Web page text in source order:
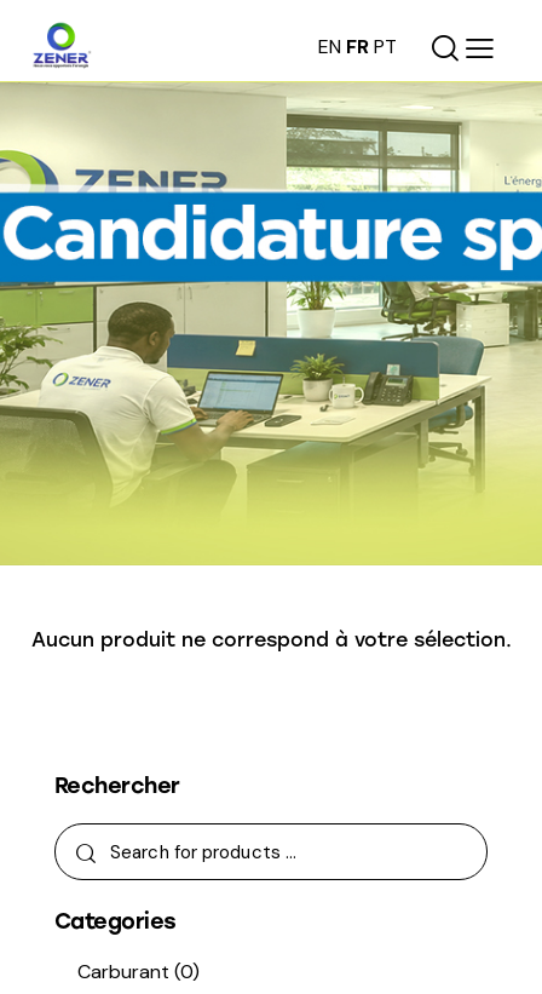
EN FR PT
Aucun produit ne correspond à votre sélection.
Rechercher
Categories
Carburant (0)